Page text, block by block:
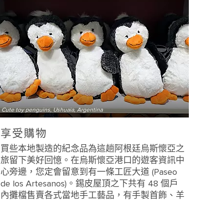
Cute toy penguins, Ushuaia, Argentina
享受購物
買些本地製造的紀念品為這趟阿根廷烏斯懷亞之
旅留下美好回憶。在烏斯懷亞港口的遊客資訊中
心旁邊，您定會留意到有一條工匠大道 (Paseo
de los Artesanos)。錫皮屋頂之下共有 48 個戶
內攤檔售賣各式當地手工藝品，有手製首飾、羊